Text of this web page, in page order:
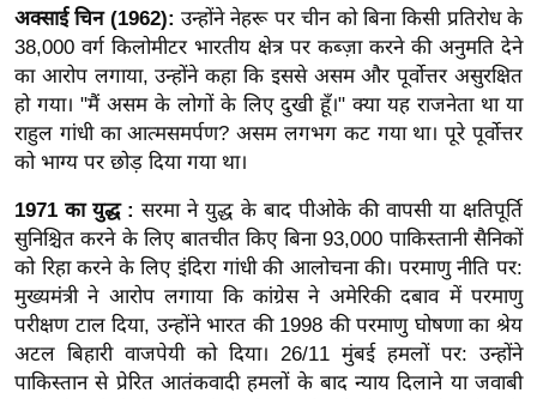
त्य
ज
ग
त
ऑ
व
र्ल्ड
न्यू
ज
ब्री
फ
अक्साई चिन (1962): उन्होंने नेहरू पर चीन को बिना किसी प्रतिरोध के
38,000 वर्ग किलोमीटर भारतीय क्षेत्र पर कब्ज़ा करने की अनुमति देने
का आरोप लगाया, उन्होंने कहा कि इससे असम और पूर्वोत्तर असुरक्षित
हो गया। "मैं असम के लोगों के लिए दुखी हूँ।" क्या यह राजनेता था या
राहुल गांधी का आत्मसमर्पण? असम लगभग कट गया था। पूरे पूर्वोत्तर
को भाग्य पर छोड़ दिया गया था।
1971 का युद्ध :सरमा ने युद्ध के बाद पीओके की वापसी या क्षतिपूर्ति
सुनिश्चित करने के लिए बातचीत किए बिना 93,000 पाकिस्तानी सैनिकों
को रिहा करने के लिए इंदिरा गांधी की आलोचना की। परमाणु नीति पर:
मुख्यमंत्री ने आरोप लगाया कि कांग्रेस ने अमेरिकी दबाव में परमाणु
परीक्षण टाल दिया, उन्होंने भारत की 1998 की परमाणु घोषणा का श्रेय
अटल बिहारी वाजपेयी को दिया। 26/11 मुंबई हमलों पर: उन्होंने
पाकिस्तान से प्रेरित आतंकवादी हमलों के बाद न्याय दिलाने या जवाबी